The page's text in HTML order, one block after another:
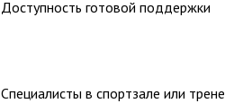
Доступность готовой поддержки
Специалисты в спортзале или